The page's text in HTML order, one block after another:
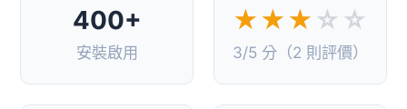
400+
安裝啟用
★★★ ☆☆
3/5 分（2 則評價）